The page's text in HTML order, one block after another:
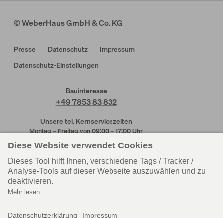
© WeberHaus GmbH & Co. KG
Bauinteresse
+49 7853 83 832
Unsere tel. Kernservicezeiten
Montag – Freitag von 09:00 – 17:00 Uhr
Rheinau-Linx
+49 7853 83 831
Wenden-Hünsborn
+49 2762 613 205
Personal
Presse Datenschutz
Impressum
Datenschutz-Einstellungen